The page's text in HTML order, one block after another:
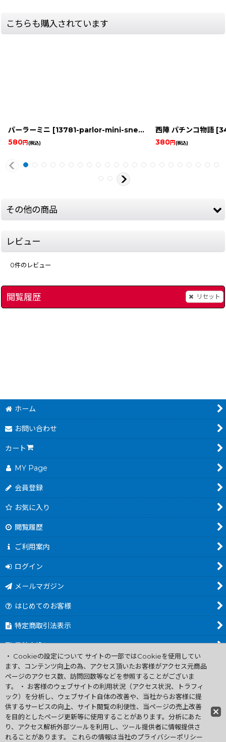
こちらも購入されています
パーラーミニ [13781-parlor-mini-snes ]
580円(税込)
西陣 パチンコ物語 [
380円(税込)
その他の商品
レビュー
0件のレビュー
閲覧履歴 リセット
ホーム
お問い合わせ
カート
MY Page
会員登録
お気に入り
閲覧履歴
ご利用案内
ログイン
メールマガジン
はじめてのお客様
特定商取引法表示
電池交換について
商品カテゴリ一覧
Worldwide Shipping Guide
ファミコン買取通販 中古 ディスクシステム 販売 ニンテンドウ64・
ゲーム買取 .電池交換
Copyright (C) 2007 ファミコン お宝王 All Rights
・ Cookieの設定について サイトの一部ではCookieを使用してい
ます、コンテンツ向上の為、アクセス頂いたお客様がアクセス元商品
ページのアクセス数、訪問回数等などを参照することがございま
す。 ・ お客様のウェブサイトの利用状況（アクセス状況、トラフィ
ック）を分析し、ウェブサイト自体の改善や、当社からお客様に提
供するサービスの向上、サイト閲覧の利便性、当ページの売上改善
を目的としたページ更新等に使用することがあります。分析にあた
り、アクセス解析外部ツールを利用し、ツール提供者に情報提供さ
れることがあります。 これらの情報は当社のプライバシーポリシー